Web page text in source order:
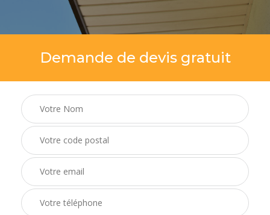
Demande de devis gratuit